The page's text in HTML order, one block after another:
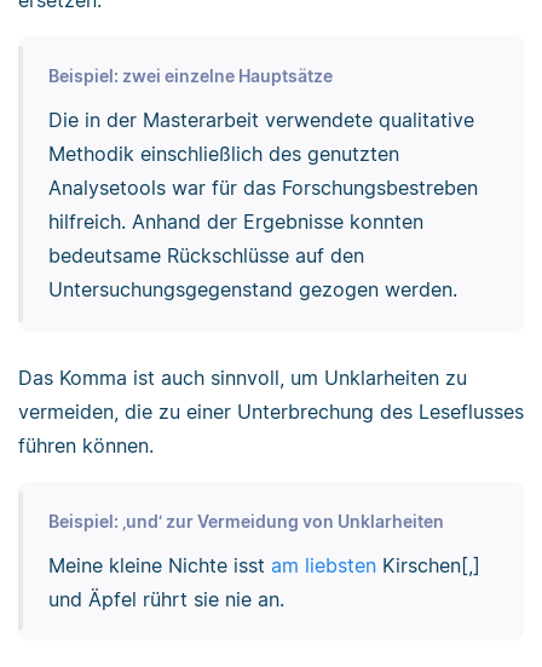
Beispiel: zwei einzelne Hauptsätze
Die in der Masterarbeit verwendete qualitative
Methodik einschließlich des genutzten
Analysetools war für das Forschungsbestreben
hilfreich. Anhand der Ergebnisse konnten
bedeutsame Rückschlüsse auf den
Untersuchungsgegenstand gezogen werden.
Das Komma ist auch sinnvoll, um Unklarheiten zu
vermeiden, die zu einer Unterbrechung des Leseflusses
führen können.
Beispiel: ‚und‘ zur Vermeidung von Unklarheiten
Meine kleine Nichte isst am liebstenKirschen[,]
und Äpfel rührt sie nie an.